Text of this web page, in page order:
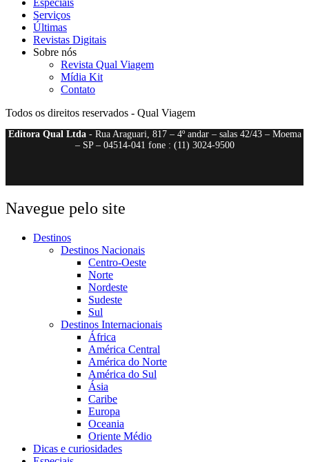
Especiais
Serviços
Últimas
Revistas Digitais
Sobre nós
Revista Qual Viagem
Mídia Kit
Contato
Todos os direitos reservados - Qual Viagem
Editora Qual Ltda- Rua Araguari, 817 – 4º andar – salas 42/43 – Moema
– SP – 04514-041 fone : (11) 3024-9500
Navegue pelo site
Destinos
Destinos Nacionais
Centro-Oeste
Norte
Nordeste
Sudeste
Sul
Destinos Internacionais
África
América Central
América do Norte
América do Sul
Ásia
Caribe
Europa
Oceania
Oriente Médio
Dicas e curiosidades